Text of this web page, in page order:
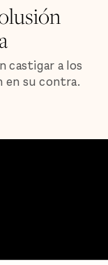
castigar a los
en su contra.